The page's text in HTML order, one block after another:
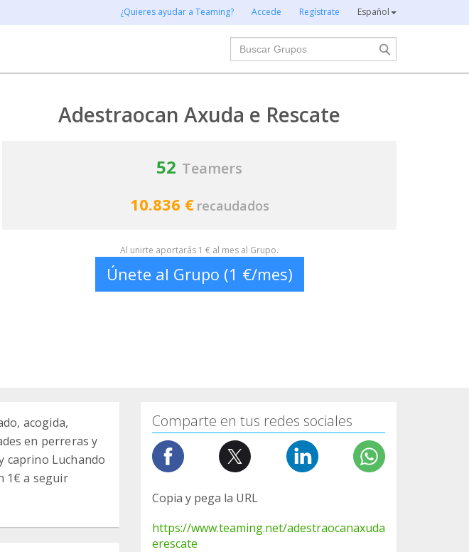
¿Quieres ayudar a Teaming? Accede Regístrate Español
Buscar
Adestraocan Axuda e Rescate
52 Teamers
10.836 € recaudados
Al unirte aportarás 1 € al mes al Grupo.
Únete al Grupo (1 €/mes)
acogida,
en perreras y
caprino Luchando
1€ a seguir
Comparte en tus redes sociales
Copia y pega la URL
https://www.teaming.net/adestraocanaxuda
erescate